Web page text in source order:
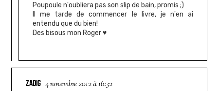
Poupoule n'oubliera pas son slip de bain, promis ;)
Il me tarde de commencer le livre, je n'en ai
entendu que du bien!
Des bisous mon Roger ♥
ZADIG 4 novembre 2012 à 16:32